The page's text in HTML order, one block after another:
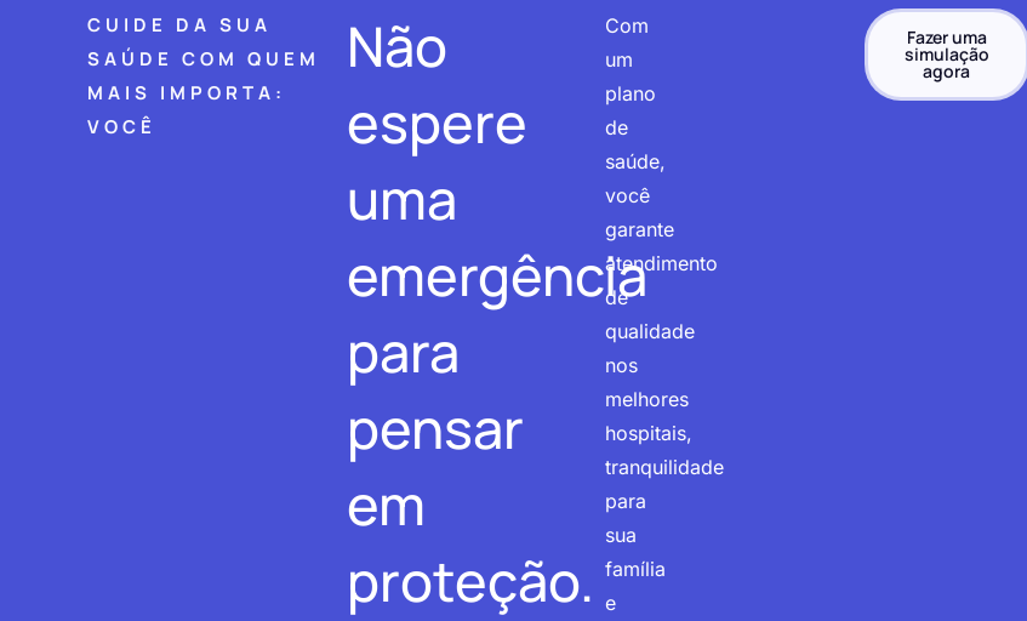
CUIDE DA SUA
SAÚDE COM QUEM
MAIS IMPORTA:
VOCÊ
Não
espere
uma
emergência
para
pensar
em
proteção.
Com
um
plano
de
saúde,
você
garante
atendimento
de
qualidade
nos
melhores
hospitais,
tranquilidade
para
sua
família
e
Fazer uma
simulação
agora